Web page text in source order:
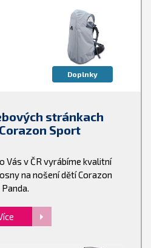
Doplnky
stránkach
Sport
Vás v ČR vyrábíme kvalitní
na nošení dětí Corazon
Panda.